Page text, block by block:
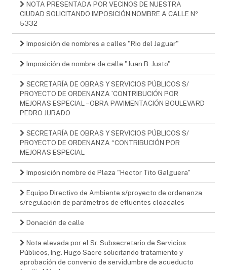
NOTA PRESENTADA POR VECINOS DE NUESTRA
CIUDAD SOLICITANDO IMPOSICIÓN NOMBRE A CALLE Nº
5332
Imposición de nombres a calles "Rio del Jaguar"
Imposición de nombre de calle "Juan B. Justo"
SECRETARÍA DE OBRAS Y SERVICIOS PÚBLICOS S/
PROYECTO DE ORDENANZA ´CONTRIBUCIÓN POR
MEJORAS ESPECIAL – OBRA PAVIMENTACIÓN BOULEVARD
PEDRO JURADO
SECRETARÍA DE OBRAS Y SERVICIOS PÚBLICOS S/
PROYECTO DE ORDENANZA “CONTRIBUCIÓN POR
MEJORAS ESPECIAL
Imposición nombre de Plaza "Hector Tito Galguera"
Equipo Directivo de Ambiente s/proyecto de ordenanza
s/regulación de parámetros de efluentes cloacales
Donación de calle
Nota elevada por el Sr. Subsecretario de Servicios
Públicos, Ing. Hugo Sacre solicitando tratamiento y
aprobación de convenio de servidumbre de acueducto